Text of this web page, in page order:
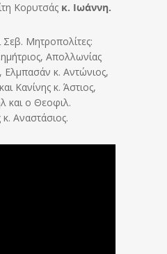
Κορυτσάς κ. Ιωάννη.
Μητροπολίτες:
Απολλωνίας
Ελμπασάν κ. Αντώνιος,
Κανίνης κ. Άστιος,
και ο Θεοφιλ.
Αναστάσιος.